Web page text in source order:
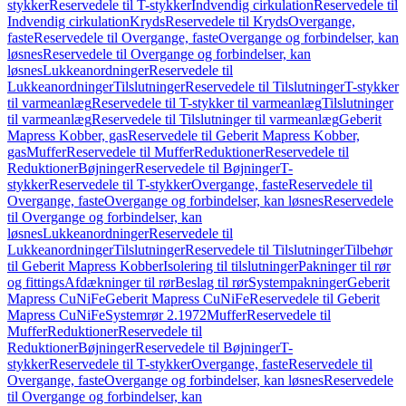
stykkerReservedele til T-stykkerIndvendig cirkulationReservedele til
Indvendig cirkulationKrydsReservedele til KrydsOvergange,
fasteReservedele til Overgange, fasteOvergange og forbindelser, kan
løsnesReservedele til Overgange og forbindelser, kan
løsnesLukkeanordningerReservedele til
LukkeanordningerTilslutningerReservedele til TilslutningerT-stykker
til varmeanlægReservedele til T-stykker til varmeanlægTilslutninger
til varmeanlægReservedele til Tilslutninger til varmeanlægGeberit
Mapress Kobber, gasReservedele til Geberit Mapress Kobber,
gasMufferReservedele til MufferReduktionerReservedele til
ReduktionerBøjningerReservedele til BøjningerT-
stykkerReservedele til T-stykkerOvergange, fasteReservedele til
Overgange, fasteOvergange og forbindelser, kan løsnesReservedele
til Overgange og forbindelser, kan
løsnesLukkeanordningerReservedele til
LukkeanordningerTilslutningerReservedele til TilslutningerTilbehør
til Geberit Mapress KobberIsolering til tilslutningerPakninger til rør
og fittingsAfdækninger til rørBeslag til rørSystempakningerGeberit
Mapress CuNiFeGeberit Mapress CuNiFeReservedele til Geberit
Mapress CuNiFeSystemrør 2.1972MufferReservedele til
MufferReduktionerReservedele til
ReduktionerBøjningerReservedele til BøjningerT-
stykkerReservedele til T-stykkerOvergange, fasteReservedele til
Overgange, fasteOvergange og forbindelser, kan løsnesReservedele
til Overgange og forbindelser, kan